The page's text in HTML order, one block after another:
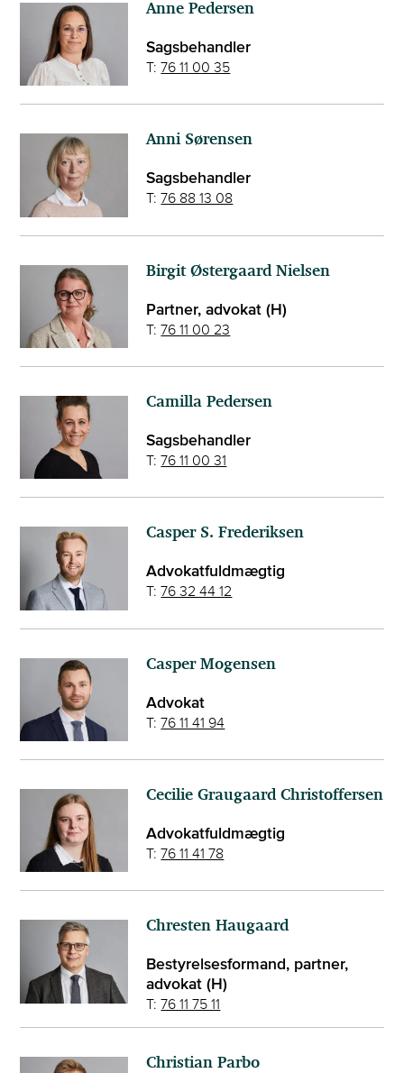
Anne Pedersen
Sagsbehandler
T:76 11 00 35
Anni Sørensen
Sagsbehandler
T:76 88 13 08
Birgit Østergaard Nielsen
Partner, advokat (H)
T:76 11 00 23
Camilla Pedersen
Sagsbehandler
T:76 11 00 31
Casper S. Frederiksen
Advokatfuldmægtig
T:76 32 44 12
Casper Mogensen
Advokat
T:76 11 41 94
Cecilie Graugaard Christoffersen
Advokatfuldmægtig
T:76 11 41 78
Chresten Haugaard
Bestyrelsesformand, partner,
advokat (H)
T:76 11 75 11
Christian Parbo